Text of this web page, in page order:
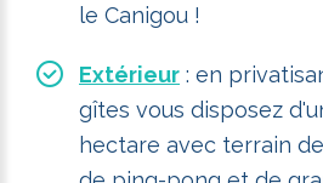
le Canigou !
Extérieur : en
gîtes vous disposez
hectare avec terrain